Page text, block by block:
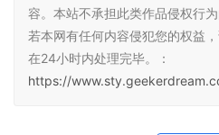
容。本站不承担此类作品侵权行
若本网有任何内容侵犯您的权益
在24小时内处理完毕。：
https://